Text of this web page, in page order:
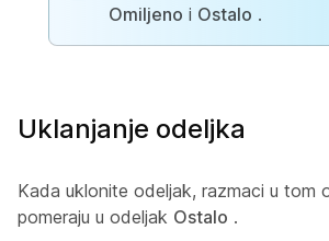
Omiljeno i Ostalo .
Uklanjanje odeljka
Kada uklonite odeljak, razmaci u tom
pomeraju u odeljak Ostalo .